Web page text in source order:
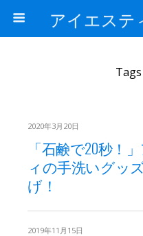
Tags
2020年3月20日
「石鹸で20秒！
ィの手洗いグッ
げ！
2019年11月15日